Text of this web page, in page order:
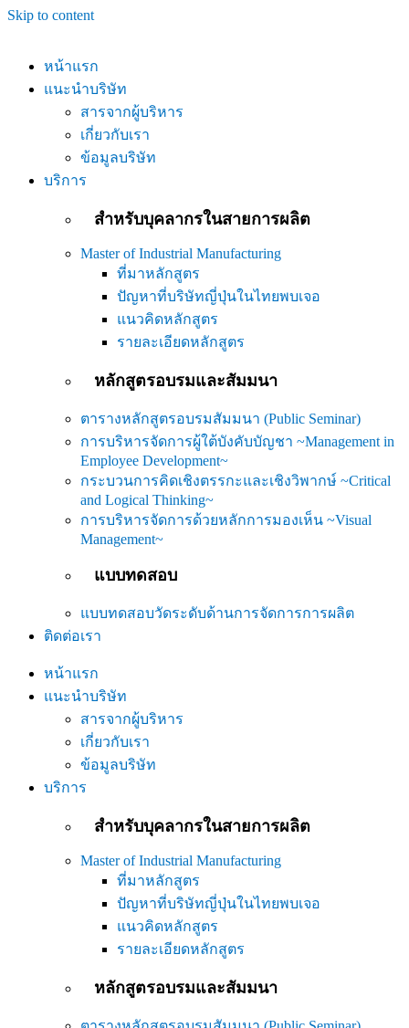
Skip to content
หน้าแรก
แนะนำบริษัท
สารจากผู้บริหาร
เกี่ยวกับเรา
ข้อมูลบริษัท
บริการ
สำหรับบุคลากรในสายการผลิต
Master of Industrial Manufacturing
ที่มาหลักสูตร
ปัญหาที่บริษัทญี่ปุ่นในไทยพบเจอ
แนวคิดหลักสูตร
รายละเอียดหลักสูตร
หลักสูตรอบรมและสัมมนา
ตารางหลักสูตรอบรมสัมมนา (Public Seminar)
การบริหารจัดการผู้ใต้บังคับบัญชา ~Management in
Employee Development~
กระบวนการคิดเชิงตรรกะและเชิงวิพากษ์ ~Critical
and Logical Thinking~
การบริหารจัดการด้วยหลักการมองเห็น ~Visual
Management~
แบบทดสอบ
แบบทดสอบวัดระดับด้านการจัดการการผลิต
ติดต่อเรา
หน้าแรก
แนะนำบริษัท
สารจากผู้บริหาร
เกี่ยวกับเรา
ข้อมูลบริษัท
บริการ
สำหรับบุคลากรในสายการผลิต
Master of Industrial Manufacturing
ที่มาหลักสูตร
ปัญหาที่บริษัทญี่ปุ่นในไทยพบเจอ
แนวคิดหลักสูตร
รายละเอียดหลักสูตร
หลักสูตรอบรมและสัมมนา